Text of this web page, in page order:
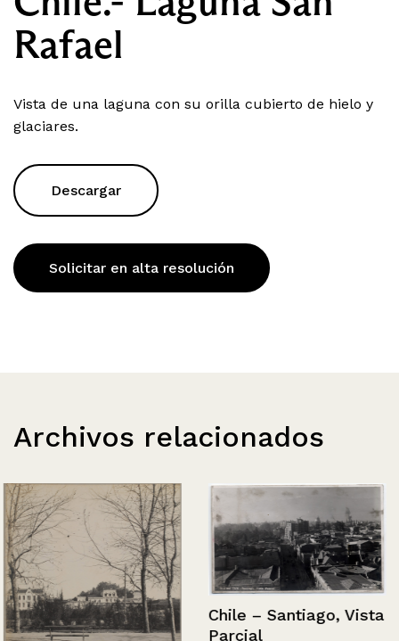
Rafael
Vista de una laguna con su orilla cubierto de hielo y
glaciares.
Descargar
Solicitar en alta resolución
Archivos relacionados
Chile – Santiago, Vista
Parcial